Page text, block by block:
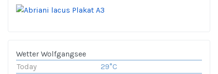
Wetter Wolfgangsee
Today
29°C